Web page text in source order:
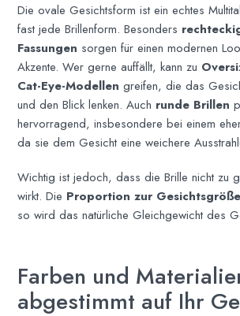
Die ovale Gesichtsform ist ein echtes
fast jede Brillenform. Besonders
Fassungen sorgen für einen modernen
Akzente. Wer gerne auffällt, kann zu
Cat-Eye-Modellen greifen, die das
und den Blick lenken. Auch runde Brillen
hervorragend, insbesondere bei einem
da sie dem Gesicht eine weichere
Wichtig ist jedoch, dass die Brille nicht zu
wirkt. Die Proportion zur Gesichtsgröße
so wird das natürliche Gleichgewicht des
Farben und
abgestimmt auf Ihr